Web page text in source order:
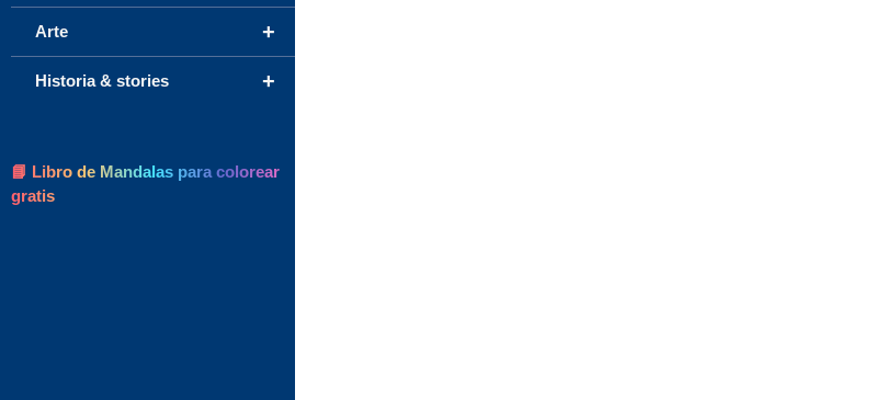
+
Arte
+
Historia & stories
📘 Libro de Mandalas para colorear
gratis